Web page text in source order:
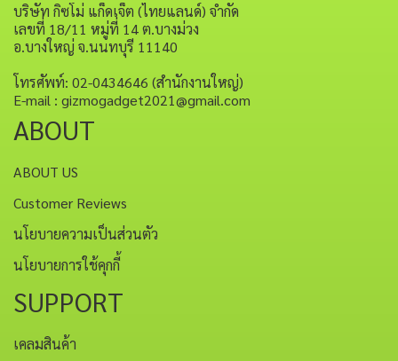
บริษัท กิซโม่ แก็ดเจ็ต (ไทยแลนด์) จำกัด
เลขที่ 18/11 หมู่ที่ 14 ต.บางม่วง
อ.บางใหญ่ จ.นนทบุรี 11140
โทรศัพท์: 02-0434646 (สำนักงานใหญ่)
E-mail : gizmogadget2021@gmail.com
ABOUT
ABOUT US
Customer Reviews
นโยบายความเป็นส่วนตัว
นโยบายการใช้คุกกี้
SUPPORT
เคลมสินค้า